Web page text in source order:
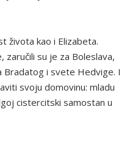
života kao i Elizabeta.
zaručili su je za Boleslava,
Bradatog i svete Hedvige. I
svoju domovinu: mladu
cistercitski samostan u